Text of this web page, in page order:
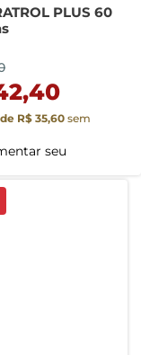
PLUS 60
R$ 35,60 sem